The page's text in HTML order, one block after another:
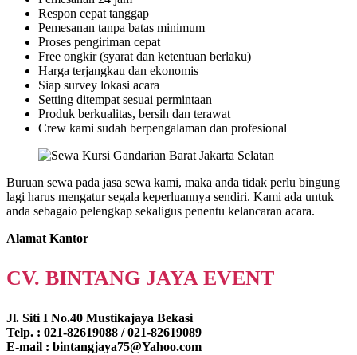
Respon cepat tanggap
Pemesanan tanpa batas minimum
Proses pengiriman cepat
Free ongkir (syarat dan ketentuan berlaku)
Harga terjangkau dan ekonomis
Siap survey lokasi acara
Setting ditempat sesuai permintaan
Produk berkualitas, bersih dan terawat
Crew kami sudah berpengalaman dan profesional
Buruan sewa pada jasa sewa kami, maka anda tidak perlu bingung
lagi harus mengatur segala keperluannya sendiri. Kami ada untuk
anda sebagaio pelengkap sekaligus penentu kelancaran acara.
Alamat Kantor
CV. BINTANG JAYA EVENT
Jl. Siti I No.40 Mustikajaya Bekasi
Telp. : 021-82619088 / 021-82619089
E-mail : bintangjaya75@Yahoo.com